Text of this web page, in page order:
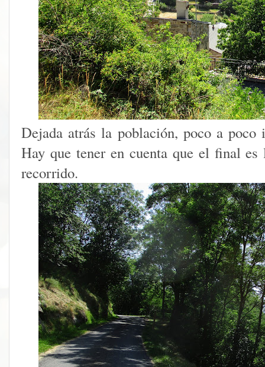
Dejada atrás la población, poco a poco
Hay que tener en cuenta que el final
recorrido.